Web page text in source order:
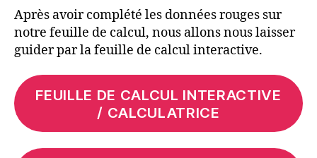
Après avoir complété les données rouges sur
notre feuille de calcul, nous allons nous laisser
guider par la feuille de calcul interactive.
FEUILLE DE CALCUL INTERACTIVE
/ CALCULATRICE